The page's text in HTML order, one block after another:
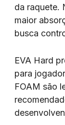
da raquete.
maior
busca
EVA Hard
para
FOAM são